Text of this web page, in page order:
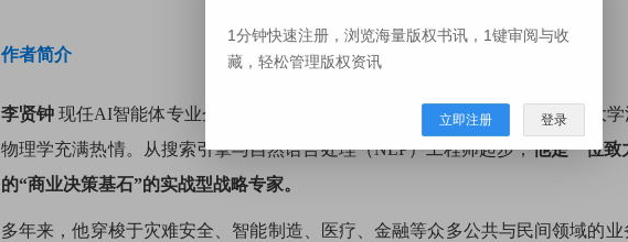
作者简介
李贤钟 现任AI智能体专业企业Bigster的首席执行官（CEO）。毕业于成均馆大
物理学充满热情。从搜索引擎与自然语言处理（NLP）工程师起步，他是一位致
的“商业决策基石”的实战型战略专家。
多年来，他穿梭于灾难安全、智能制造、医疗、金融等众多公共与民间领域的
1分钟快速注册，浏览海量版权书讯，1键审阅与收
藏，轻松管理版权资讯
立即注册 登录